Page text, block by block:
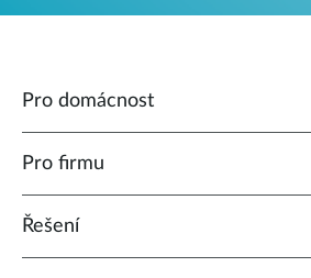
Pro domácnost
Pro firmu
Řešení